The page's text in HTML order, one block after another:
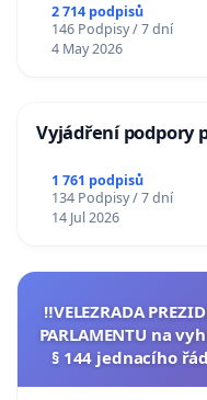
2 714 podpisů
146 Podpisy / 7 dní
4 May 2026
Vyjádření podpory
1 761 podpisů
134 Podpisy / 7 dní
14 Jul 2026
‼️VELEZRADA
PARLAMENTU na
§ 144 jednacího